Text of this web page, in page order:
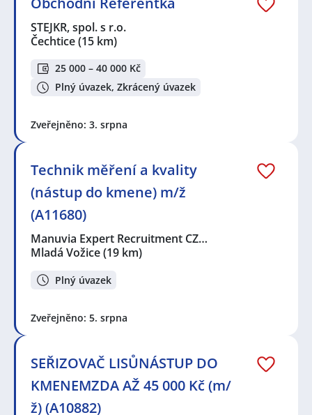
STEJKR, spol. s r.o.
Čechtice(15 km)
25 000 – 40 000 Kč
Plný úvazek, Zkrácený úvazek
Zveřejněno: 3. srpna
Technik měření a kvality
(nástup do kmene) m/ž
(A11680)
Manuvia Expert Recruitment CZ…
Mladá Vožice(19 km)
Plný úvazek
Zveřejněno: 5. srpna
SEŘIZOVAČ LISŮNÁSTUP DO
KMENEMZDA AŽ 45 000 Kč (m/
ž) (A10882)